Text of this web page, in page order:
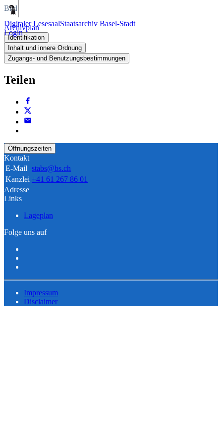
Digitaler LesesaalStaatsarchiv Basel-Stadt
Login
Bild
Archivplan
Identifikation
Inhalt und innere Ordnung
Zugangs- und Benutzungsbestimmungen
Teilen
Öffnungszeiten
Kontakt
E-Mail stabs@bs.ch
Kanzlei +41 61 267 86 01
Adresse
Links
Lageplan
Folge uns auf
Impressum
Disclaimer